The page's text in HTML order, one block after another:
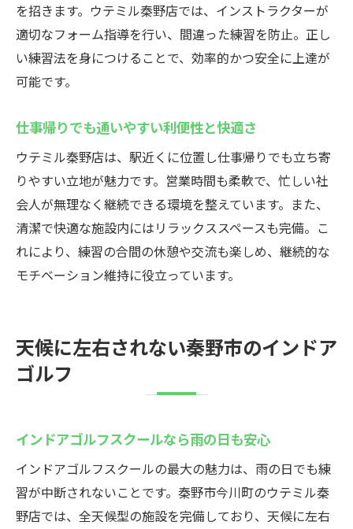
を招きます。ウテミル秦野店では、インストラクターが
適切なフォーム指導を行い、間違った練習を防止。正し
い練習法を身につけることで、効率的かつ安全に上達が
可能です。
仕事帰りでも通いやすい利便性と快適さ
ウテミル秦野店は、駅近くに位置し仕事帰りでも立ち寄
りやすい立地が魅力です。営業時間も柔軟で、忙しい社
会人が無理なく継続できる環境を整えています。また、
清潔で快適な施設内にはリラックススペースも完備。こ
れにより、練習の合間の休憩や交流も楽しめ、継続的な
モチベーション維持に役立っています。
天候に左右されない秦野市のインドア
ゴルフ
インドアゴルフスクールなら雨の日も安心
インドアゴルフスクールの最大の魅力は、雨の日でも練
習が中断されないことです。秦野市今川町のウテミル秦
野店では、全天候型の施設を完備しており、天候に左右